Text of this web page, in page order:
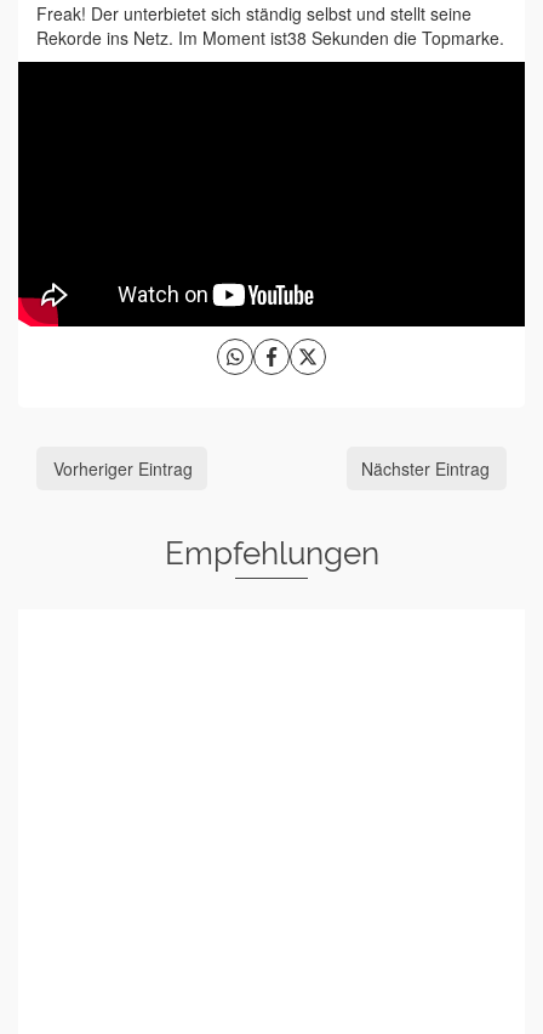
Freak! Der unterbietet sich ständig selbst und stellt seine
Rekorde ins Netz. Im Moment ist38 Sekunden die Topmarke.
Vorheriger Eintrag Nächster Eintrag
Empfehlungen